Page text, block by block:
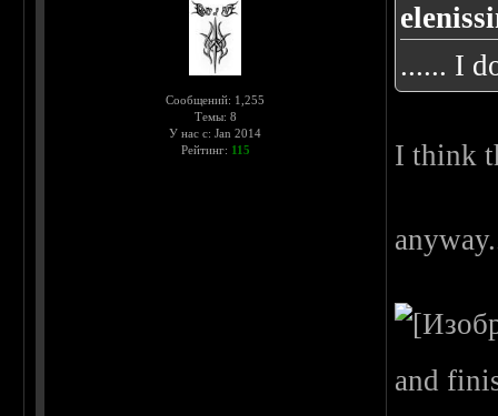
Сообщений: 1,255
Темы: 8
У нас с: Jan 2014
Рейтинг: 115
...... I
I think
and